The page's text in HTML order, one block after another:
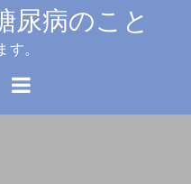
尿病のこと
。